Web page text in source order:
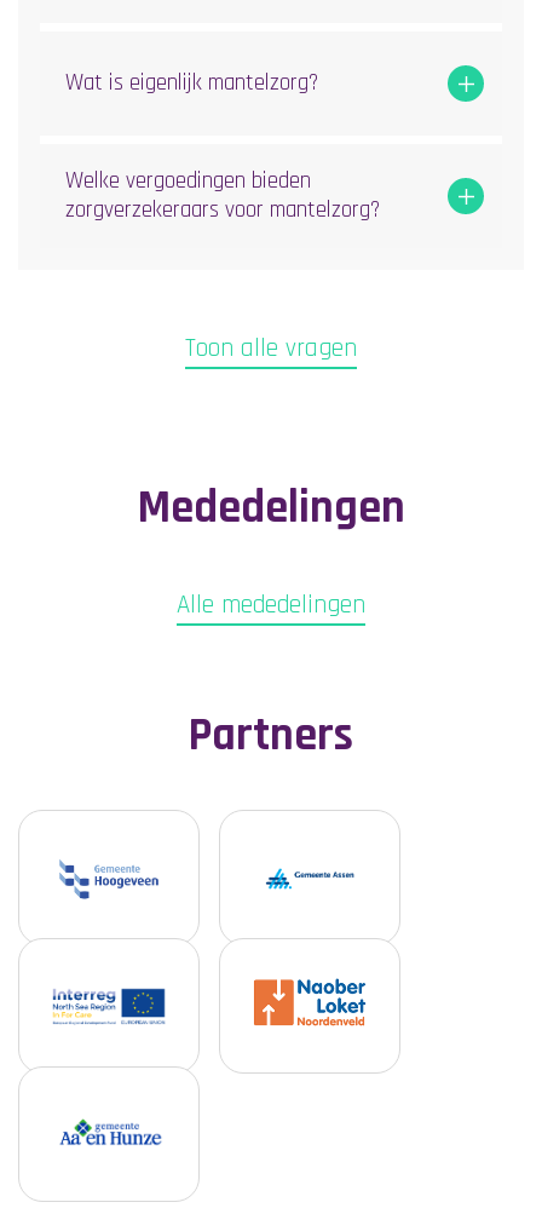
Wat is eigenlijk mantelzorg?
Welke vergoedingen bieden
zorgverzekeraars voor mantelzorg?
Toon alle vragen
Mededelingen
Alle mededelingen
Partners